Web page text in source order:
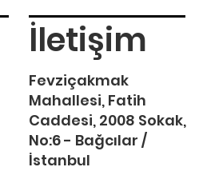
İletişim
Fevziçakmak
Mahallesi, Fatih
Caddesi, 2008 Sokak,
No:6 - Bağcılar /
İstanbul